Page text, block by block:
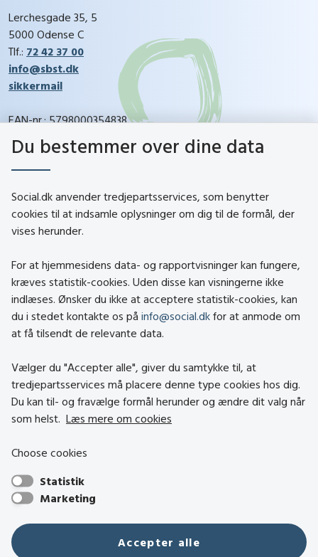
Lerchesgade 35, 5
5000 Odense C
Tlf.: 72 42 37 00
info@sbst.dk
sikkermail
EAN-nr.: 5798000354838
CVR-nr.: 26144698
Kontakt
About social.dk
Tilgængelighedserklæring
Om brugen af cookies
Besøg også
Socialministeriet
Hjælpemiddelbasen
Center mod Menneskehandel
Den Nationale Tolkemyndighed
Du bestemmer over dine data
Social.dk anvender tredjepartsservices, som benytter
cookies til at indsamle oplysninger om dig til de formål, der
vises herunder.
For at hjemmesidens data- og rapportvisninger kan fungere,
kræves statistik-cookies. Uden disse kan visningerne ikke
indlæses. Ønsker du ikke at acceptere statistik-cookies, kan
du i stedet kontakte os på info@social.dk for at anmode om
at få tilsendt de relevante data.
Vælger du "Accepter alle", giver du samtykke til, at
tredjepartsservices må placere denne type cookies hos dig.
Du kan til- og fravælge formål herunder og ændre dit valg når
som helst. Læs mere om cookies
Choose cookies
Statistik
Marketing
Accepter alle